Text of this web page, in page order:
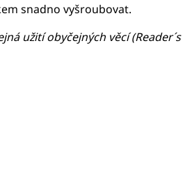
snadno vyšroubovat.
užití obyčejných věcí (Reader´s